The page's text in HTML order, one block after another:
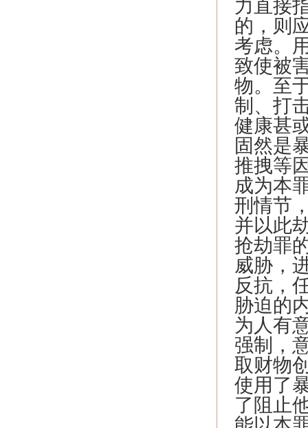
力直接
的，则
考虑。
致使被
物。至
制、打
健康甚
固然是
推拽等
成为本
刑情节
并以此
抢劫罪
威胁，
反抗，
胁迫的
为人有
强制，
取财物
使用了
了阻止